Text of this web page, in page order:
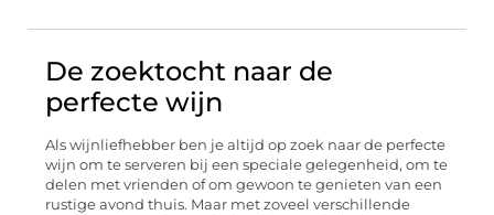
De zoektocht naar de
perfecte wijn
Als wijnliefhebber ben je altijd op zoek naar de perfecte
wijn om te serveren bij een speciale gelegenheid, om te
delen met vrienden of om gewoon te genieten van een
rustige avond thuis. Maar met zoveel verschillende